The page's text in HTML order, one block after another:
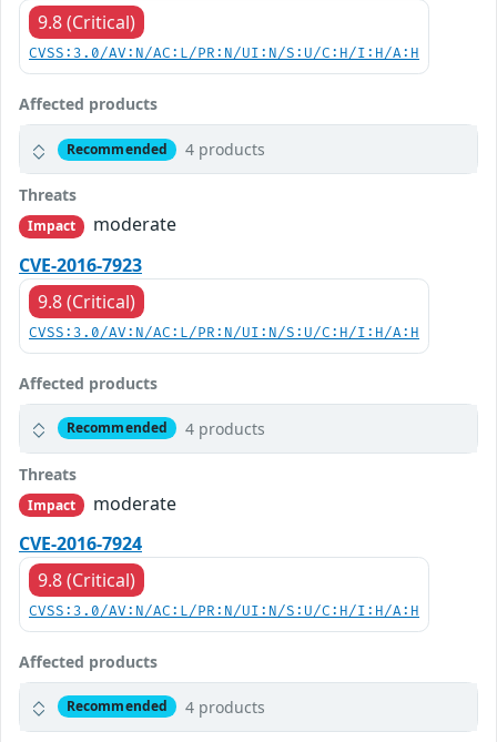
9.8 (Critical)
CVSS:3.0/AV:N/AC:L/PR:N/UI:N/S:U/C:H/I:H/A:H
Affected products
Recommended 4 products
Threats
Impact
moderate
CVE-2016-7923
9.8 (Critical)
CVSS:3.0/AV:N/AC:L/PR:N/UI:N/S:U/C:H/I:H/A:H
Affected products
Recommended 4 products
Threats
Impact
moderate
CVE-2016-7924
9.8 (Critical)
CVSS:3.0/AV:N/AC:L/PR:N/UI:N/S:U/C:H/I:H/A:H
Affected products
Recommended 4 products